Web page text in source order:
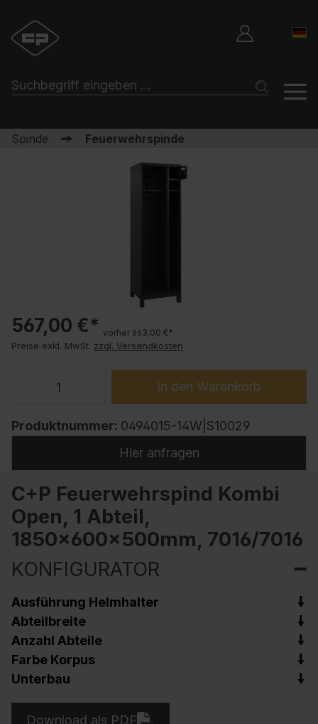
Spinde Feuerwehrspinde
567,00 €* vorher 663,00 €*
Preise exkl. MwSt. zzgl. Versandkosten
In den Warenkorb
Produktnummer: 0494015-14W|S10029
Hier anfragen
C+P Feuerwehrspind Kombi
Open, 1 Abteil,
1850x600x500mm, 7016/7016
KONFIGURATOR
Ausführung Helmhalter
Abteilbreite
Anzahl Abteile
Farbe Korpus
Unterbau
Download als PDF